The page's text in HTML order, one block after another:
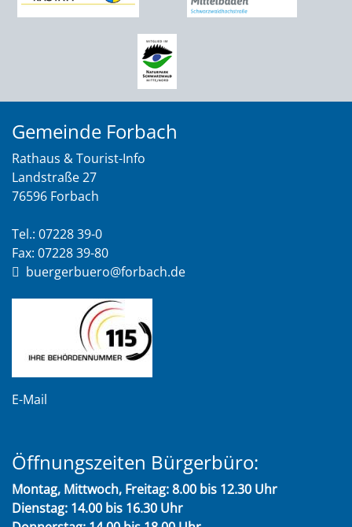
Gemeinde Forbach
Rathaus & Tourist-Info
Landstraße 27
76596 Forbach
Tel.: 07228 39-0
Fax: 07228 39-80
buergerbuero@forbach.de
E-Mail
Öffnungszeiten Bürgerbüro:
Montag, Mittwoch, Freitag: 8.00 bis 12.30 Uhr
Dienstag: 14.00 bis 16.30 Uhr